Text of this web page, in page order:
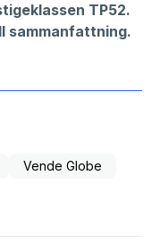
TP52.
sammanfattning.
Vende Globe